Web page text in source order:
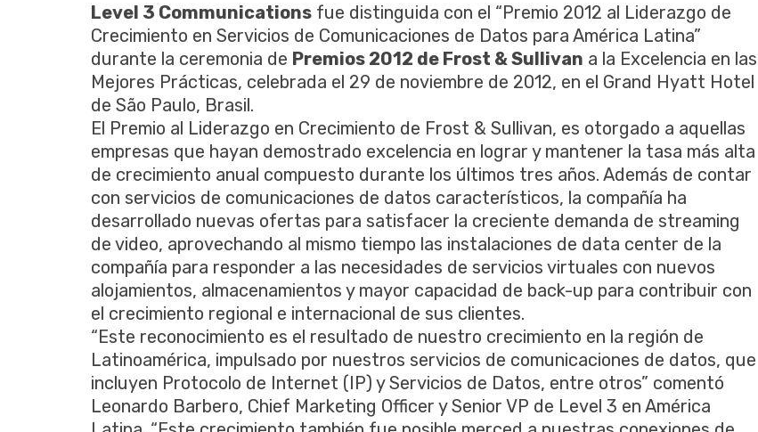
Level 3 Communications fue distinguida con el “Premio 2012 al Liderazgo de
Crecimiento en Servicios de Comunicaciones de Datos para América Latina”
durante la ceremonia de Premios 2012 de Frost & Sullivan a la Excelencia en las
Mejores Prácticas, celebrada el 29 de noviembre de 2012, en el Grand Hyatt Hotel
de São Paulo, Brasil.
El Premio al Liderazgo en Crecimiento de Frost & Sullivan, es otorgado a aquellas
empresas que hayan demostrado excelencia en lograr y mantener la tasa más alta
de crecimiento anual compuesto durante los últimos tres años. Además de contar
con servicios de comunicaciones de datos característicos, la compañía ha
desarrollado nuevas ofertas para satisfacer la creciente demanda de streaming
de video, aprovechando al mismo tiempo las instalaciones de data center de la
compañía para responder a las necesidades de servicios virtuales con nuevos
alojamientos, almacenamientos y mayor capacidad de back-up para contribuir con
el crecimiento regional e internacional de sus clientes.
“Este reconocimiento es el resultado de nuestro crecimiento en la región de
Latinoamérica, impulsado por nuestros servicios de comunicaciones de datos, que
incluyen Protocolo de Internet (IP) y Servicios de Datos, entre otros” comentó
Leonardo Barbero, Chief Marketing Officer y Senior VP de Level 3 en América